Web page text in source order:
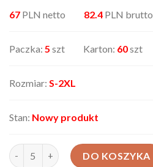
67 PLN netto 82.4 PLN brutto
Paczka: 5 szt Karton: 60szt
Rozmiar: S-2XL
Stan: Nowy produkt
ilość Bezrękawnik damski 6004619
DO KOSZYKA